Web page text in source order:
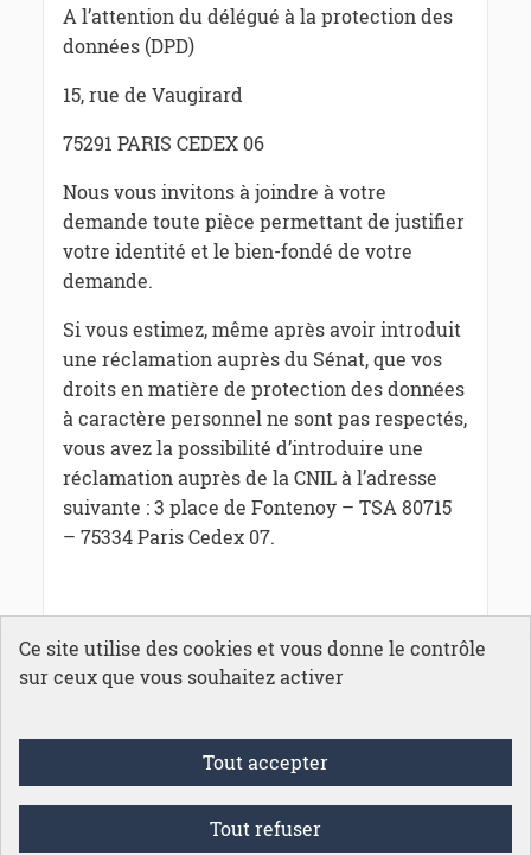
A l’attention du délégué à la protection des
données (DPD)
15, rue de Vaugirard
75291 PARIS CEDEX 06
Nous vous invitons à joindre à votre
demande toute pièce permettant de justifier
votre identité et le bien-fondé de votre
demande.
Si vous estimez, même après avoir introduit
une réclamation auprès du Sénat, que vos
droits en matière de protection des données
à caractère personnel ne sont pas respectés,
vous avez la possibilité d’introduire une
réclamation auprès de la CNIL à l’adresse
suivante : 3 place de Fontenoy – TSA 80715
– 75334 Paris Cedex 07.
Conditions générales d'utilisation
Mentions légales
Accessibilité
Protection des données
Ce site utilise des cookies et vous donne le contrôle
sur ceux que vous souhaitez activer
Tout accepter
Tout refuser